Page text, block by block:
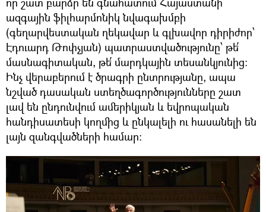
ազգային ֆիլհարմոնիկ նվագախմբի
(գեղարվեստական ղեկավար և գլխավոր դիրիժոր՝
Էդուարդ Թոփչյան) պատրաստվածությունը՝ թե՛
մասնագիտական, թե՛ մարդկային տեսանկյունից։
Ինչ վերաբերում է ծրագրի ընտրությանը, ապա
նշված դասական ստեղծագործությունները շատ
լավ են ընդունվում ամերիկյան և եվրոպական
հանդիսատեսի կողմից և ընկալելի ու հասանելի են
լայն զանգվածների համար։